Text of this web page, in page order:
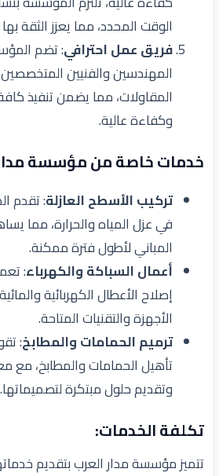
الوقت المحدد، مما يعزز الثقة
فريق عمل احترافي: تضم
المهندسين والفنيين
المقاولات، مما يضمن تنفيذ
وكفاءة عالية.
خدمات خاصة من مؤسسة
تركيب الأسطح العازلة: تقدم
في عزل المياه والحرارة، مما
المباني لأطول فترة ممكنة.
أعمال السباكة والكهرباء:
إصلاح الأعطال الكهربائية
الأجهزة والتقنيات المتاحة.
ترميم الحمامات والمطابخ:
تأهيل الحمامات والمطابخ، مع
وتقديم حلول مبتكرة لتصميماتها.
تكلفة الخدمات:
تتميز مؤسسة مدار العرب بتقديم